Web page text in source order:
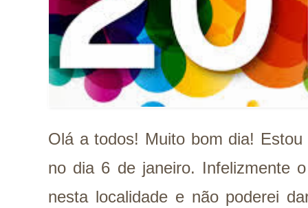
Olá a todos! Muito bom dia!
no dia 6 de janeiro. Infelizmente
nesta localidade e não poderei